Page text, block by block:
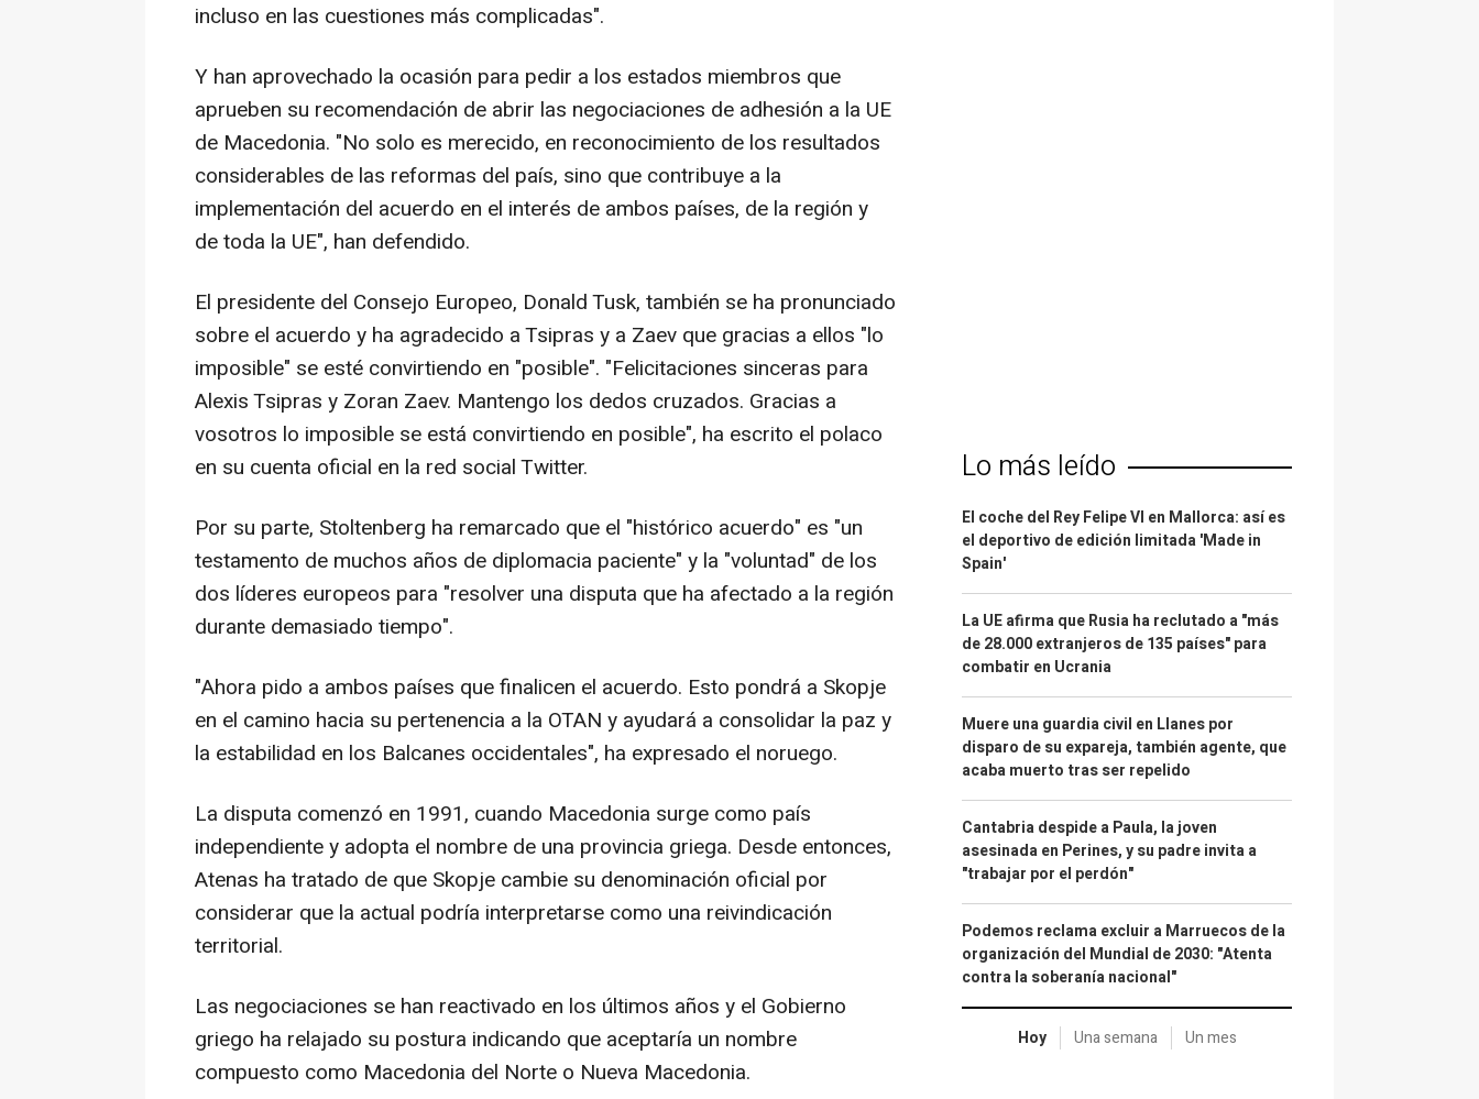
incluso en las cuestiones más complicadas".
Y han aprovechado la ocasión para pedir a los estados miembros que
aprueben su recomendación de abrir las negociaciones de adhesión a la UE
de Macedonia. "No solo es merecido, en reconocimiento de los resultados
considerables de las reformas del país, sino que contribuye a la
implementación del acuerdo en el interés de ambos países, de la región y
de toda la UE", han defendido.
El presidente del Consejo Europeo, Donald Tusk, también se ha pronunciado
sobre el acuerdo y ha agradecido a Tsipras y a Zaev que gracias a ellos "lo
imposible" se esté convirtiendo en "posible". "Felicitaciones sinceras para
Alexis Tsipras y Zoran Zaev. Mantengo los dedos cruzados. Gracias a
vosotros lo imposible se está convirtiendo en posible", ha escrito el polaco
en su cuenta oficial en la red social Twitter.
Por su parte, Stoltenberg ha remarcado que el "histórico acuerdo" es "un
testamento de muchos años de diplomacia paciente" y la "voluntad" de los
dos líderes europeos para "resolver una disputa que ha afectado a la región
durante demasiado tiempo".
"Ahora pido a ambos países que finalicen el acuerdo. Esto pondrá a Skopje
en el camino hacia su pertenencia a la OTAN y ayudará a consolidar la paz y
la estabilidad en los Balcanes occidentales", ha expresado el noruego.
La disputa comenzó en 1991, cuando Macedonia surge como país
independiente y adopta el nombre de una provincia griega. Desde entonces,
Atenas ha tratado de que Skopje cambie su denominación oficial por
considerar que la actual podría interpretarse como una reivindicación
territorial.
Las negociaciones se han reactivado en los últimos años y el Gobierno
griego ha relajado su postura indicando que aceptaría un nombre
compuesto como Macedonia del Norte o Nueva Macedonia.
Lo más leído
El coche del Rey Felipe VI en Mallorca: así es
el deportivo de edición limitada 'Made in
Spain'
La UE afirma que Rusia ha reclutado a "más
de 28.000 extranjeros de 135 países" para
combatir en Ucrania
Muere una guardia civil en Llanes por
disparo de su expareja, también agente, que
acaba muerto tras ser repelido
Cantabria despide a Paula, la joven
asesinada en Perines, y su padre invita a
"trabajar por el perdón"
Podemos reclama excluir a Marruecos de la
organización del Mundial de 2030: "Atenta
contra la soberanía nacional"
Hoy Una semana Un mes